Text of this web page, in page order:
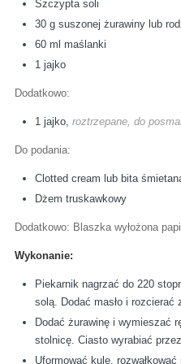
Szczypta soli
30 g suszonej żurawiny lub
60 ml maślanki
1 jajko
Dodatkowo:
1 jajko, roztrzepane, do
Do podania:
Clotted cream lub bita
Dżem truskawkowy
Dodatkowo: Blaszka wyłożona
Wykonanie:
Piekarnik nagrzać do 220
solą. Dodać masło i
Dodać żurawinę i wymieszać
stolnicę. Ciasto wyrabiać
Uformować kulę,